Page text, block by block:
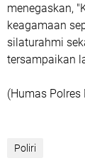
menegaskan,
keagamaan
silaturahmi
tersampaikan
(Humas Polres
Poliri